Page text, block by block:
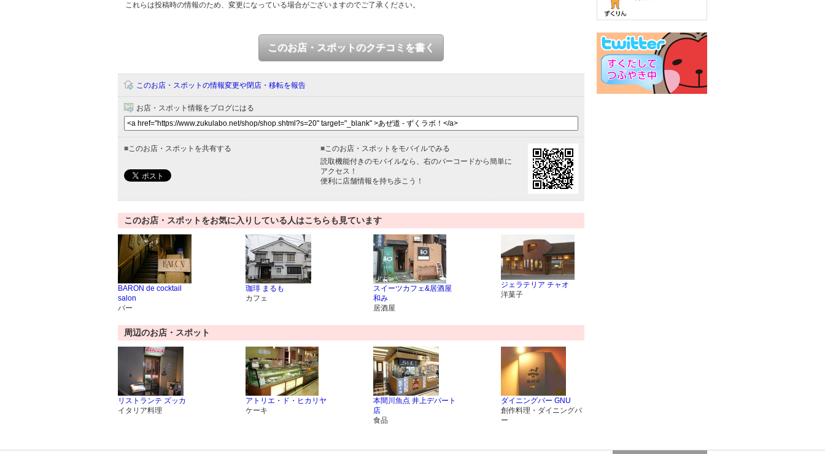
これらは投稿時の情報のため、変更になっている場合がございますのでご了承ください。
このお店・スポットのクチコミを書く
このお店・スポットの情報変更や閉店・移転を報告
お店・スポット情報をブログにはる
■このお店・スポットを共有する ■このお店・スポットをモバイルでみる
読取機能付きのモバイルなら、右のバーコードから簡単に
アクセス！
便利に店舗情報を持ち歩こう！
このお店・スポットをお気に入りしている人はこちらも見ています
BARON de cocktail
salon
バー
珈琲 まるも
カフェ
スイーツカフェ&居酒屋
和み
居酒屋
ジェラテリア チャオ
洋菓子
周辺のお店・スポット
リストランテ ズッカ
イタリア料理
アトリエ・ド・ヒカリヤ
ケーキ
本間川魚点 井上デパート
店
食品
ダイニングバー GNU
創作料理・ダイニングバ
ー